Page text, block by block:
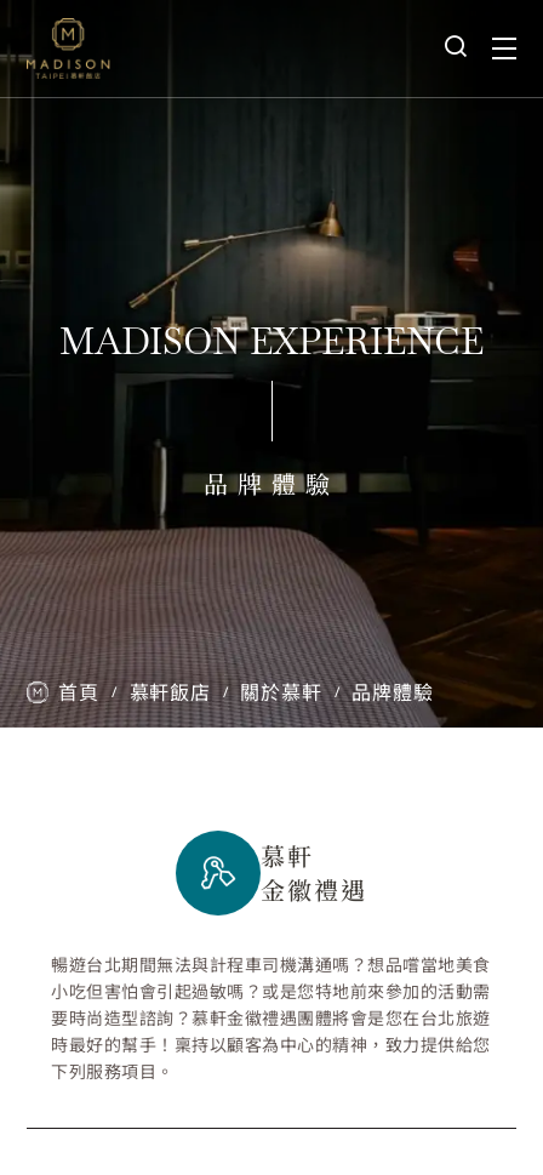
MADISON EXPERIENCE
品牌體驗
首頁 / 慕軒飯店 / 關於慕軒 / 品牌體驗
慕軒
金徽禮遇
暢遊台北期間無法與計程車司機溝通嗎？想品嚐當地美食
小吃但害怕會引起過敏嗎？或是您特地前來參加的活動需
要時尚造型諮詢？慕軒金徽禮遇團體將會是您在台北旅遊
時最好的幫手！稟持以顧客為中心的精神，致力提供給您
下列服務項目。